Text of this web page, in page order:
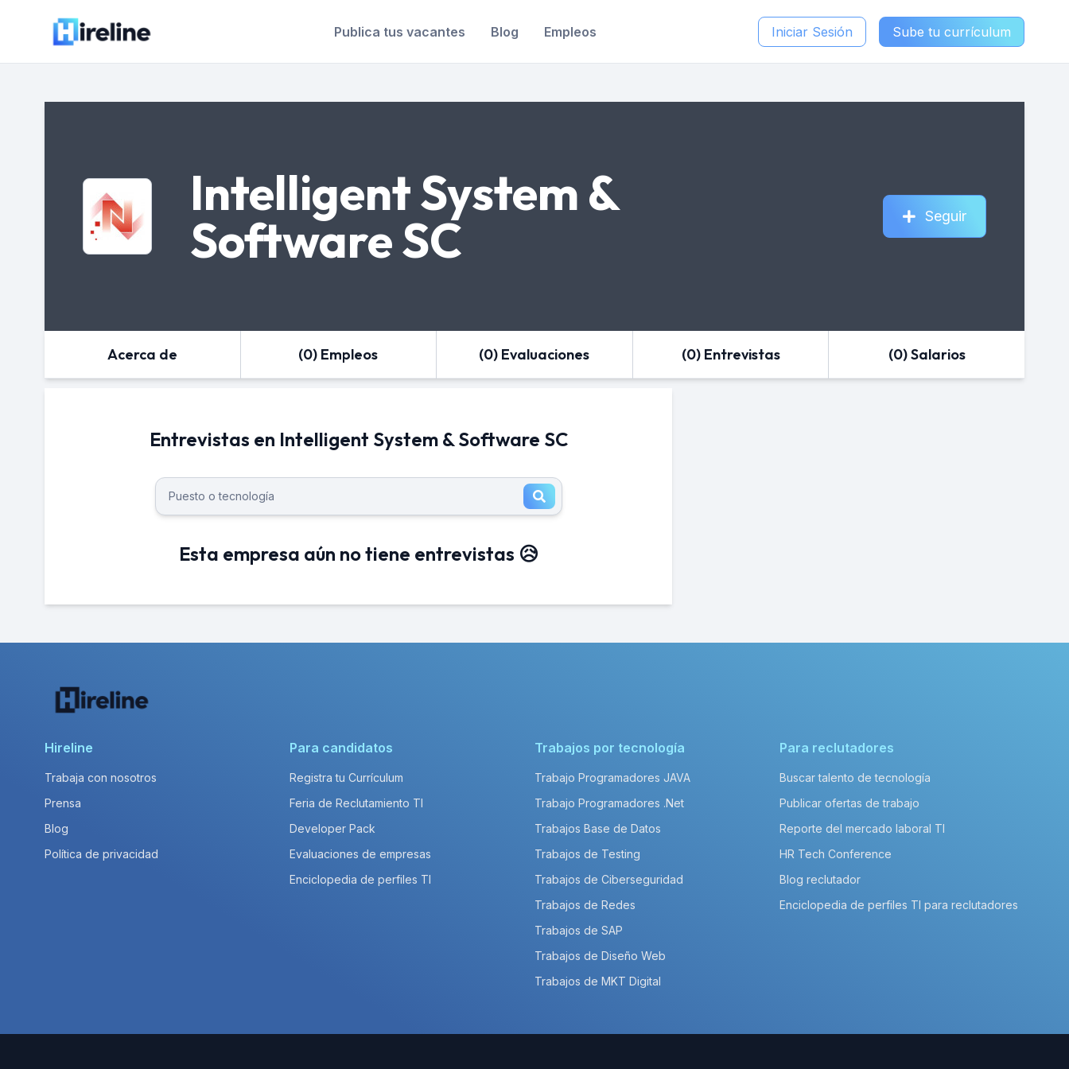
Publica tus vacantes Blog Empleos Iniciar Sesión Sube tu currículum
Intelligent System &
Software SC Seguir
Acerca de (0) Empleos (0) Evaluaciones (0) Entrevistas (0) Salarios
Entrevistas en Intelligent System & Software SC
Esta empresa aún no tiene entrevistas 😥
Hireline
Trabaja con nosotros
Prensa
Blog
Política de privacidad
Para candidatos
Registra tu Currículum
Feria de Reclutamiento TI
Developer Pack
Evaluaciones de empresas
Enciclopedia de perfiles TI
Trabajos por tecnología
Trabajo Programadores JAVA
Trabajo Programadores .Net
Trabajos Base de Datos
Trabajos de Testing
Trabajos de Ciberseguridad
Trabajos de Redes
Trabajos de SAP
Trabajos de Diseño Web
Trabajos de MKT Digital
Para reclutadores
Buscar talento de tecnología
Publicar ofertas de trabajo
Reporte del mercado laboral TI
HR Tech Conference
Blog reclutador
Enciclopedia de perfiles TI para reclutadores